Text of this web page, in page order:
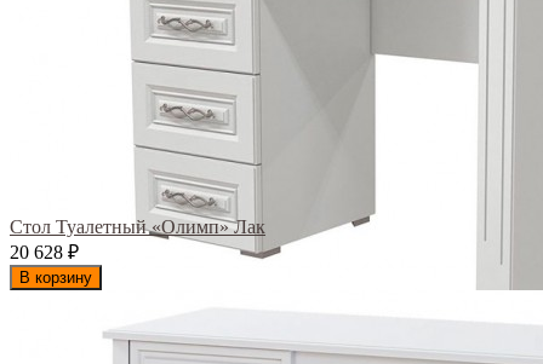
Стол Туалетный «Олимп» Лак
20 628 ₽
В корзину